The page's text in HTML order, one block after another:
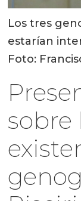
Los tres
estarían
Foto:
sobre